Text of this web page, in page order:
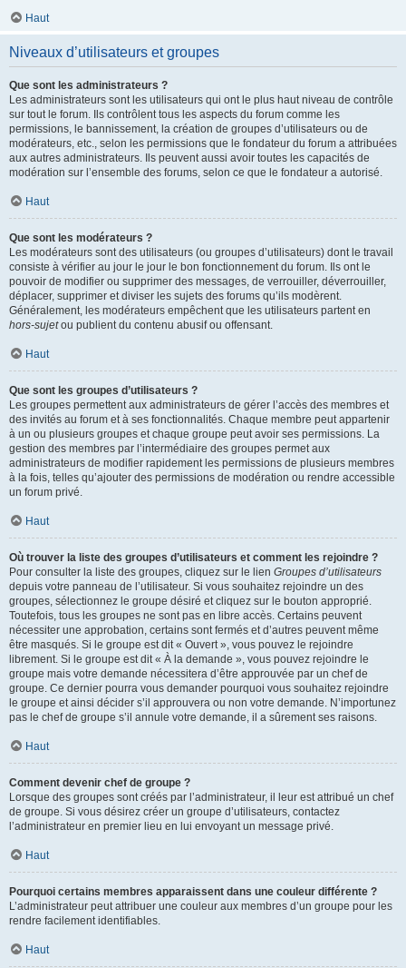
Haut
Niveaux d’utilisateurs et groupes
Que sont les administrateurs ?
Les administrateurs sont les utilisateurs qui ont le plus haut niveau de contrôle
sur tout le forum. Ils contrôlent tous les aspects du forum comme les
permissions, le bannissement, la création de groupes d’utilisateurs ou de
modérateurs, etc., selon les permissions que le fondateur du forum a attribuées
aux autres administrateurs. Ils peuvent aussi avoir toutes les capacités de
modération sur l’ensemble des forums, selon ce que le fondateur a autorisé.
Haut
Que sont les modérateurs ?
Les modérateurs sont des utilisateurs (ou groupes d’utilisateurs) dont le travail
consiste à vérifier au jour le jour le bon fonctionnement du forum. Ils ont le
pouvoir de modifier ou supprimer des messages, de verrouiller, déverrouiller,
déplacer, supprimer et diviser les sujets des forums qu’ils modèrent.
Généralement, les modérateurs empêchent que les utilisateurs partent en
hors-sujetou publient du contenu abusif ou offensant.
Haut
Que sont les groupes d’utilisateurs ?
Les groupes permettent aux administrateurs de gérer l’accès des membres et
des invités au forum et à ses fonctionnalités. Chaque membre peut appartenir
à un ou plusieurs groupes et chaque groupe peut avoir ses permissions. La
gestion des membres par l’intermédiaire des groupes permet aux
administrateurs de modifier rapidement les permissions de plusieurs membres
à la fois, telles qu’ajouter des permissions de modération ou rendre accessible
un forum privé.
Haut
Où trouver la liste des groupes d’utilisateurs et comment les rejoindre ?
Pour consulter la liste des groupes, cliquez sur le lien Groupes d’utilisateurs
depuis votre panneau de l’utilisateur. Si vous souhaitez rejoindre un des
groupes, sélectionnez le groupe désiré et cliquez sur le bouton approprié.
Toutefois, tous les groupes ne sont pas en libre accès. Certains peuvent
nécessiter une approbation, certains sont fermés et d’autres peuvent même
être masqués. Si le groupe est dit « Ouvert », vous pouvez le rejoindre
librement. Si le groupe est dit « À la demande », vous pouvez rejoindre le
groupe mais votre demande nécessitera d’être approuvée par un chef de
groupe. Ce dernier pourra vous demander pourquoi vous souhaitez rejoindre
le groupe et ainsi décider s’il approuvera ou non votre demande. N’importunez
pas le chef de groupe s’il annule votre demande, il a sûrement ses raisons.
Haut
Comment devenir chef de groupe ?
Lorsque des groupes sont créés par l’administrateur, il leur est attribué un chef
de groupe. Si vous désirez créer un groupe d’utilisateurs, contactez
l’administrateur en premier lieu en lui envoyant un message privé.
Haut
Pourquoi certains membres apparaissent dans une couleur différente ?
L’administrateur peut attribuer une couleur aux membres d’un groupe pour les
rendre facilement identifiables.
Haut